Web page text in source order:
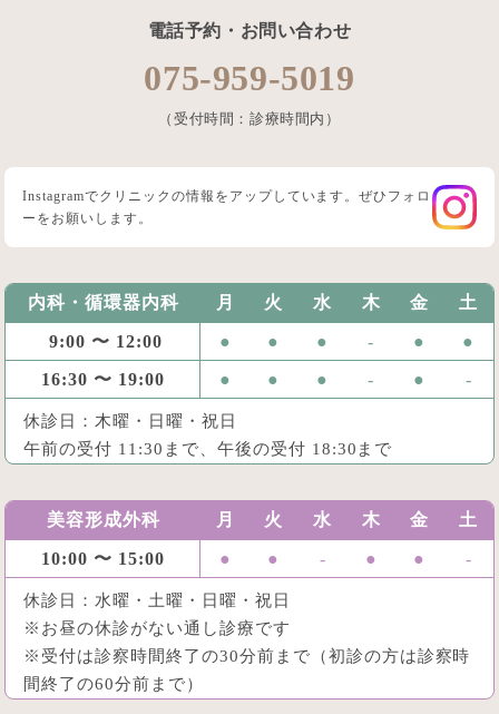
電話予約・お問い合わせ
075-959-5019
（受付時間：診療時間内）
Instagramでクリニックの情報をアップしています。ぜひフォロ
ーをお願いします。
内科・循環器内科 月 火 水 木 金 土
9:00 〜 12:00 ● ● ● - ● ●
16:30 〜 19:00 ● ● ● - ● -
休診日：木曜・日曜・祝日
午前の受付 11:30まで、午後の受付 18:30まで
美容形成外科 月 火 水 木 金 土
10:00 〜 15:00 ● ● - ● ● -
休診日：水曜・土曜・日曜・祝日
※お昼の休診がない通し診療です
※受付は診察時間終了の30分前まで（初診の方は診察時
間終了の60分前まで）